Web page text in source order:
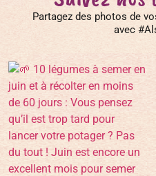
Partagez des photos de
avec